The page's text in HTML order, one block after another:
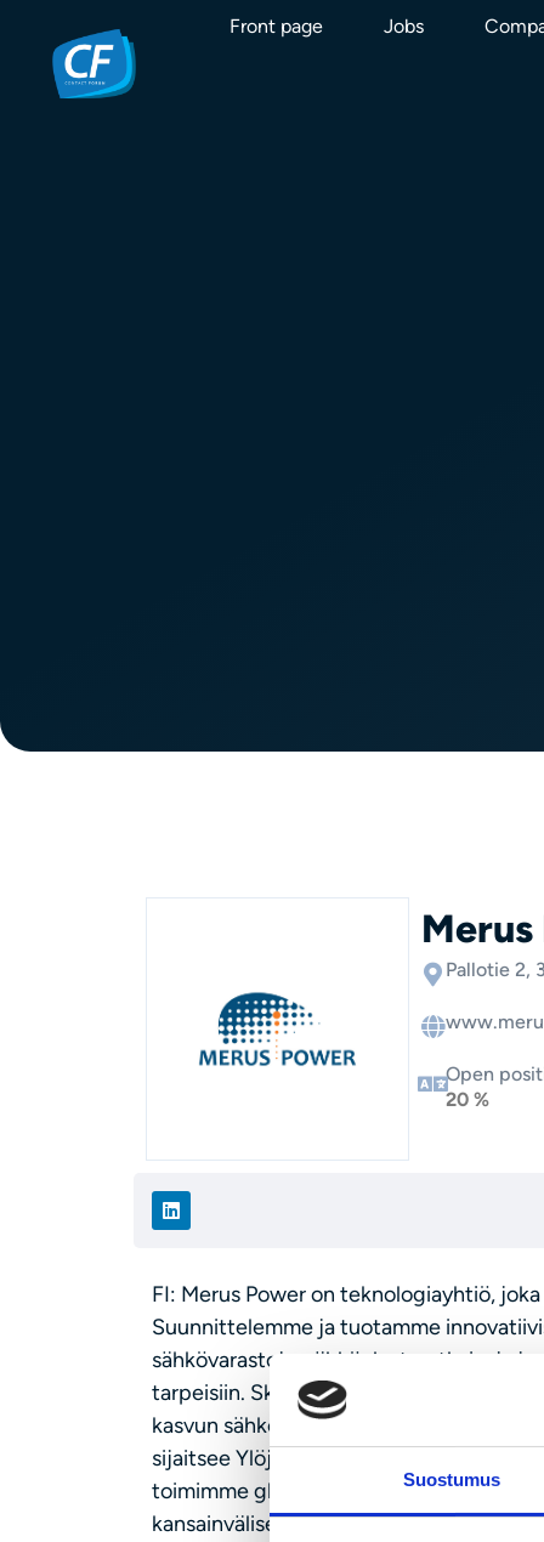
Suostumus
Front page Jobs
Pallotie 2,
Open
20 %
FI: Merus Power on teknologiayhtiö,
Suunnittelemme ja tuotamme
sähkövarastoja, sähkönlaaturatkaisuja
tarpeisiin. Skaalautuvan teknologiamme
kasvun sähköverkoissa ja parannamme
sijaitsee Ylöjärvellä. Olemme
toimimme globaaleilla ja voimakkaasti
kansainvälisesti arvostettua